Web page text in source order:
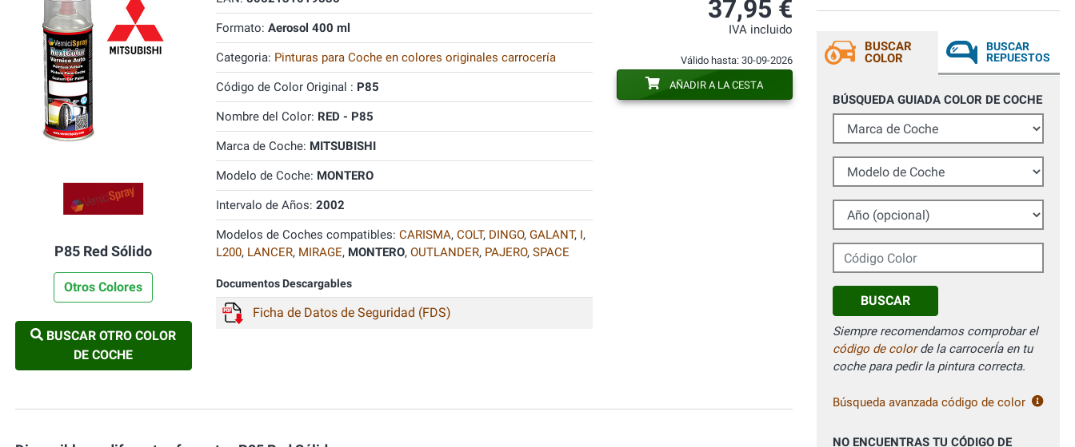
P85 Red Sólido
Otros Colores
BUSCAR OTRO COLOR
DE COCHE
Formato: Aerosol 400 ml
Categoria: Pinturas para Coche en colores originales carrocería
Código de Color Original : P85
Nombre del Color: RED - P85
Marca de Coche: MITSUBISHI
Modelo de Coche: MONTERO
Intervalo de Años: 2002
Modelos de Coches compatibles: CARISMA, COLT, DINGO, GALANT, I,
L200, LANCER, MIRAGE, MONTERO, OUTLANDER, PAJERO, SPACE
Documentos Descargables
Ficha de Datos de Seguridad (FDS)
37,95 €
IVA incluido
Válido hasta: 30-09-2026
AÑADIR A LA CESTA
BUSCAR
COLOR
BUSCAR
REPUESTOS
BÚSQUEDA GUIADA COLOR DE COCHE
Marca de Coche
Modelo de Coche
Año (opcional)
Código Color
BUSCAR
Siempre recomendamos comprobar el
código de colorde la carrocerÍa en tu
coche para pedir la pintura correcta.
Búsqueda avanzada código de color
NO ENCUENTRAS TU CÓDIGO DE